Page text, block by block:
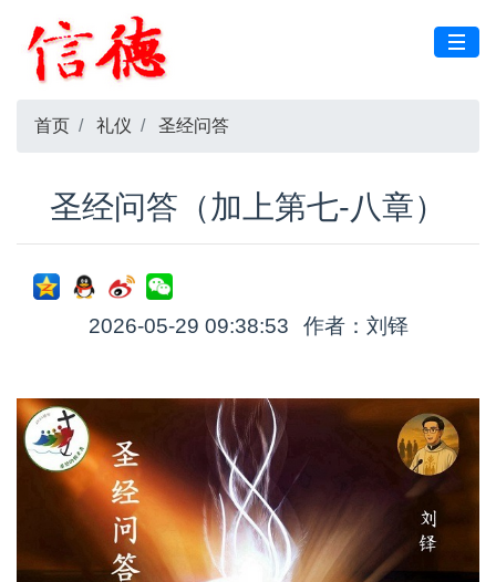
首页 礼仪 圣经问答
圣经问答（加上第七-八章）
2026-05-29 09:38:53 作者：刘铎